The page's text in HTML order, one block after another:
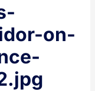
on-